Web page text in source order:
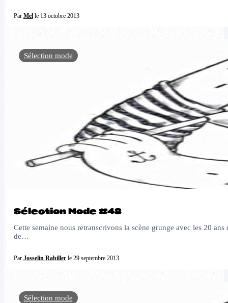
Par Melle 13 octobre 2013
Sélection Mode #48
Cette semaine nous retranscrivons la scène grunge avec les 20
de…
Par Josselin Rabillerle 29 septembre 2013
Sélection mode
Sélection mode